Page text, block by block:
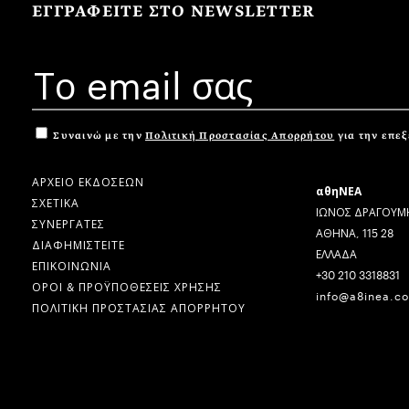
ΕΓΓΡΑΦΕΙΤΕ ΣΤΟ NEWSLETTER
Συναινώ με την Πολιτική Προστασίας Απορρήτου για την
ΑΡΧΕΙΟ ΕΚΔΟΣΕΩΝ
ΣΧΕΤΙΚΑ
ΣΥΝΕΡΓΑΤΕΣ
ΔΙΑΦΗΜΙΣΤΕΙΤΕ
ΕΠΙΚΟΙΝΩΝΙΑ
ΟΡΟΙ & ΠΡΟΫΠΟΘΕΣΕΙΣ ΧΡΗΣΗΣ
ΠΟΛΙΤΙΚΗ ΠΡΟΣΤΑΣΙΑΣ ΑΠΟΡΡΗΤΟΥ
αθηΝΕΑ
ΙΩΝΟΣ
ΑΘΗΝΑ, 115 28
ΕΛΛΑΔΑ
+30 210 3318831